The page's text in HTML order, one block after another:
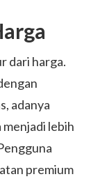
dari harga.
adanya
lebih
premium